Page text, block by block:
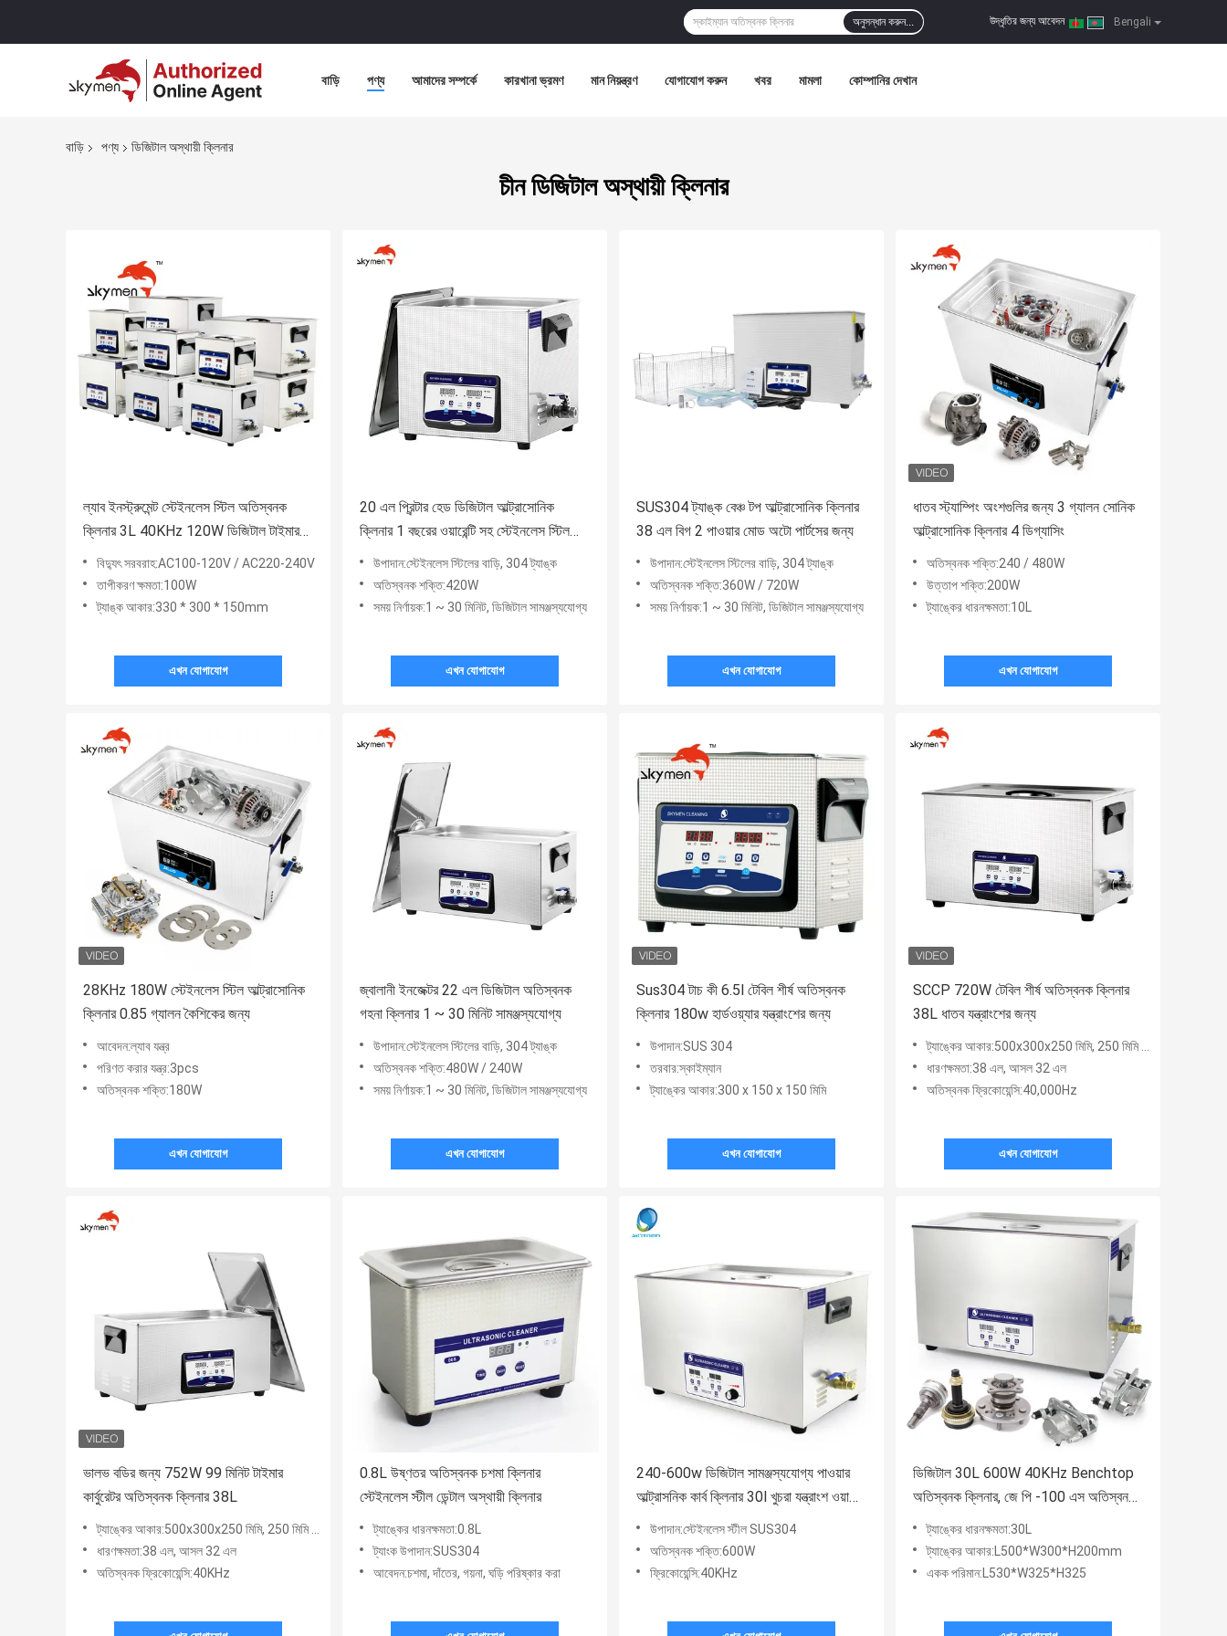
Bengali
উদ্ধৃতির জন্য আবেদন |
অনুসন্ধান করুন...
বাড়ি পণ্য আমাদের সম্পর্কে কারখানা ভ্রমণ মান নিয়ন্ত্রণ যোগাযোগ করুন খবর মামলা কোম্পানির দেখান
বাড়ি পণ্য ডিজিটাল অস্থায়ী ক্লিনার
চীন ডিজিটাল অস্থায়ী ক্লিনার
ল্যাব ইনস্ট্রুমেন্ট স্টেইনলেস স্টিল অতিস্বনক
ক্লিনার 3L 40KHz 120W ডিজিটাল টাইমার
উত্তাপ
বিদ্যুৎ সরবরাহ:AC100-120V / AC220-240V
তাপীকরণ ক্ষমতা:100W
ট্যাঙ্ক আকার:330 * 300 * 150mm
এখন যোগাযোগ
20 এল প্রিন্টার হেড ডিজিটাল আল্ট্রাসোনিক
ক্লিনার 1 বছরের ওয়ারেন্টি সহ স্টেইনলেস স্টিল
হাউসউপাদান:স্টেইনলেস স্টিলের বাড়ি, 304 ট্যাঙ্ক
অতিস্বনক শক্তি:420W
সময় নির্ণায়ক:1 ~ 30 মিনিট, ডিজিটাল সামঞ্জস্যযোগ্য
এখন যোগাযোগ
SUS304 ট্যাঙ্ক বেঞ্চ টপ আল্ট্রাসোনিক ক্লিনার
38 এল বিগ 2 পাওয়ার মোড অটো পার্টসের জন্য
উপাদান:স্টেইনলেস স্টিলের বাড়ি, 304 ট্যাঙ্ক
অতিস্বনক শক্তি:360W / 720W
সময় নির্ণায়ক:1 ~ 30 মিনিট, ডিজিটাল সামঞ্জস্যযোগ্য
এখন যোগাযোগ
ধাতব স্ট্যাম্পিং অংশগুলির জন্য 3 গ্যালন সোনিক
আল্ট্রাসোনিক ক্লিনার 4 ডিগ্যাসিং
অতিস্বনক শক্তি:240 / 480W
উত্তাপ শক্তি:200W
ট্যাঙ্কের ধারনক্ষমতা:10L
এখন যোগাযোগ
28KHz 180W স্টেইনলেস স্টিল আল্ট্রাসোনিক
ক্লিনার 0.85 গ্যালন কৈশিকের জন্য
আবেদন:ল্যাব যন্ত্র
পরিণত করার যন্ত্র:3pcs
অতিস্বনক শক্তি:180W
এখন যোগাযোগ
জ্বালানী ইনজেক্টর 22 এল ডিজিটাল অতিস্বনক
গহনা ক্লিনার 1 ~ 30 মিনিট সামঞ্জস্যযোগ্য
উপাদান:স্টেইনলেস স্টিলের বাড়ি, 304 ট্যাঙ্ক
অতিস্বনক শক্তি:480W / 240W
সময় নির্ণায়ক:1 ~ 30 মিনিট, ডিজিটাল সামঞ্জস্যযোগ্য
এখন যোগাযোগ
Sus304 টাচ কী 6.5l টেবিল শীর্ষ অতিস্বনক
ক্লিনার 180w হার্ডওয়্যার যন্ত্রাংশের জন্য
উপাদান:SUS 304
তরবার:স্কাইম্যান
ট্যাঙ্কের আকার:300 x 150 x 150 মিমি
এখন যোগাযোগ
SCCP 720W টেবিল শীর্ষ অতিস্বনক ক্লিনার
38L ধাতব যন্ত্রাংশের জন্য
ট্যাঙ্কের আকার:500x300x250 মিমি, 250 মিমি গভীর
ধারণক্ষমতা:38 এল, আসল 32 এল
অতিস্বনক ফ্রিকোয়েন্সি:40,000Hz
এখন যোগাযোগ
ভালভ বডির জন্য 752W 99 মিনিট টাইমার
কার্বুরেটর অতিস্বনক ক্লিনার 38L
ট্যাঙ্কের আকার:500x300x250 মিমি, 250 মিমি গভীর
ধারণক্ষমতা:38 এল, আসল 32 এল
অতিস্বনক ফ্রিকোয়েন্সি:40KHz
0.8L উষ্ণতর অতিস্বনক চশমা ক্লিনার
স্টেইনলেস স্টীল ডেন্টাল অস্থায়ী ক্লিনার
ট্যাঙ্কের ধারনক্ষমতা:0.8L
ট্যাংক উপাদান:SUS304
আবেদন:চশমা, দাঁতের, গয়না, ঘড়ি পরিষ্কার করা
240-600w ডিজিটাল সামঞ্জস্যযোগ্য পাওয়ার
আল্ট্রাসনিক কার্ব ক্লিনার 30l খুচরা যন্ত্রাংশ ওয়াশিং
40khz
উপাদান:স্টেইনলেস স্টীল SUS304
অতিস্বনক শক্তি:600W
ফ্রিকোয়েন্সি:40KHz
ডিজিটাল 30L 600W 40KHz Benchtop
অতিস্বনক ক্লিনার, জে পি -100 এস অতিস্বনক
অংশ ক্লিনার সিই
ট্যাঙ্কের ধারনক্ষমতা:30L
ট্যাঙ্কের আকার:L500*W300*H200mm
একক পরিমান:L530*W325*H325